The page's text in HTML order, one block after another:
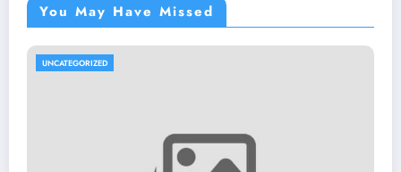
You May Have Missed
UNCATEGORIZED